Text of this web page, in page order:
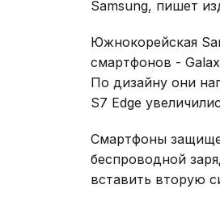
Samsung, пишет
Южнокорейская
смартфонов -
По дизайну они
S7 Edge
Смартфоны
беспроводной
вставить вторую